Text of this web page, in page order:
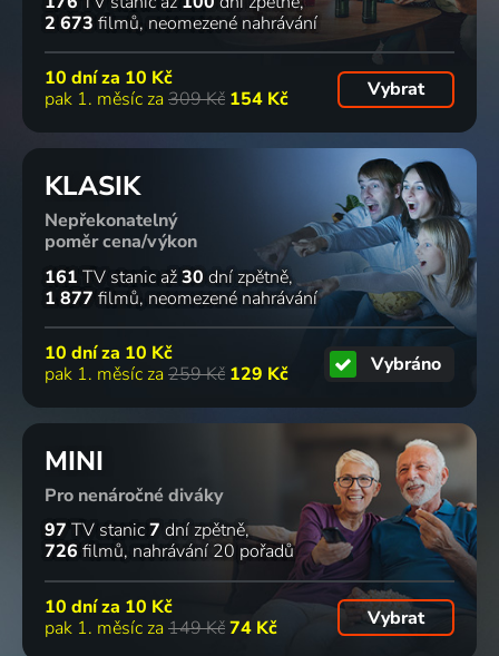
2 673 filmů neomezené nahrávání
10 dní za 10 Kč
pak 1. měsíc za 309 Kč 154 Kč Vybrat
KLASIK
Nepřekonatelný
poměr cena/výkon
161 TV stanic až30 dní zpětně
1 877 filmů neomezené nahrávání
10 dní za 10 Kč
pak 1. měsíc za 259 Kč 129 Kč Vybráno
MINI
Pro nenáročné diváky
97 TV stanic7 dní zpětně
726 filmů nahrávání 20 pořadů
10 dní za 10 Kč
pak 1. měsíc za 149 Kč74 Kč Vybrat